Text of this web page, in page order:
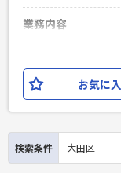
業務内容
となります。 【
境デプロイ
PHPを用いた
Laravelを用い
お気に
検索条件 大田区